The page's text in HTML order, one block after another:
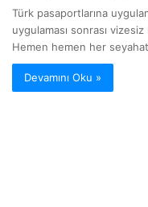
Türk pasaportlarına
uygulaması sonrası
Hemen hemen her
Devamını Oku »